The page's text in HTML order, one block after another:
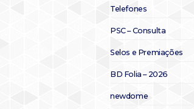
Telefones
PSC – Consulta
Selos e Premiações
BD Folia – 2026
newdome